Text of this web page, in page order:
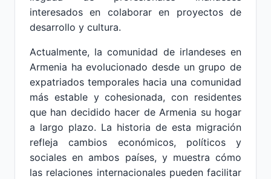
interesados en colaborar en proyectos de
desarrollo y cultura.
Actualmente, la comunidad de irlandeses en
Armenia ha evolucionado desde un grupo de
expatriados temporales hacia una comunidad
más estable y cohesionada, con residentes
que han decidido hacer de Armenia su hogar
a largo plazo. La historia de esta migración
refleja cambios económicos, políticos y
sociales en ambos países, y muestra cómo
las relaciones internacionales pueden facilitar